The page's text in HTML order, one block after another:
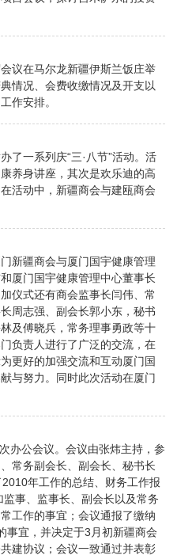
议在马尔龙新疆伊斯兰饭庄举
情况、会费收缴情况及开支以
作安排。
了一系列庆“三·八节”活动。活
养身讲座，其次是欢乐迪的高
活动中，新疆商会与建瓯商会
新疆商会与厦门国宇健康管理
厦门国宇健康管理中心董事长
仪式还有商会监事长闫伟、常
周志强、副会长郭小东，秘书
及傅晓兵，常务理事勇政等十
负责人进行了广泛的交流，在
更好的加强交流和互动厦门国
与努力。同时此次活动在厦门
办公会议。会议由张炜主持，参
常务副会长、副会长、秘书长
年工作的总结、财务工作报
事、监事长、副会长以及常务
工作的事宜；会议通报了缴纳
事宜，并决定于3月初新疆商会
建协议；会议一致通过并表彰